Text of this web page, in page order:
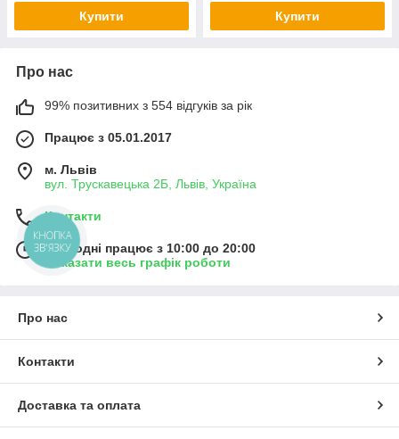
Купити Купити
Про нас
99% позитивних з 554 відгуків за рік
Працює з 05.01.2017
м. Львів
вул. Трускавецька 2Б, Львів, Україна
Контакти
Сьогодні працює з 10:00 до 20:00
Показати весь графік роботи
Про нас
Контакти
Доставка та оплата
КНОПКА
ЗВ'ЯЗКУ